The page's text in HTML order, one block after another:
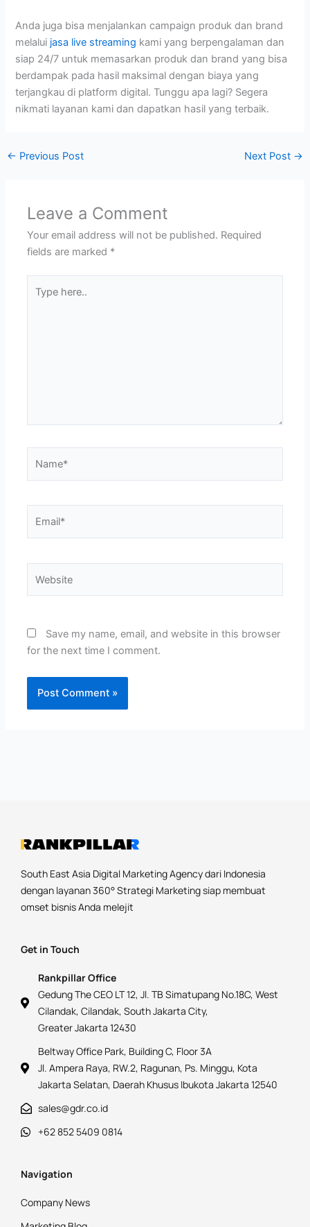
Anda juga bisa menjalankan campaign produk dan brand
melalui jasa live streaming kami yang berpengalaman dan
siap 24/7 untuk memasarkan produk dan brand yang bisa
berdampak pada hasil maksimal dengan biaya yang
terjangkau di platform digital. Tunggu apa lagi? Segera
nikmati layanan kami dan dapatkan hasil yang terbaik.
← Previous Post Next Post →
Leave a Comment
Your email address will not be published. Required
fields are marked *
here..
Save my name, email, and website in this browser
for the next time I comment.
South East Asia Digital Marketing Agency dari Indonesia
dengan layanan 360° Strategi Marketing siap membuat
omset bisnis Anda melejit
Get in Touch
Rankpillar Office
Gedung The CEO LT 12, Jl. TB Simatupang No.18C, West
Cilandak, Cilandak, South Jakarta City,
Greater Jakarta 12430
Beltway Office Park, Building C, Floor 3A
Jl. Ampera Raya, RW.2, Ragunan, Ps. Minggu, Kota
Jakarta Selatan, Daerah Khusus Ibukota Jakarta 12540
sales@gdr.co.id
+62 852 5409 0814
Navigation
Company News